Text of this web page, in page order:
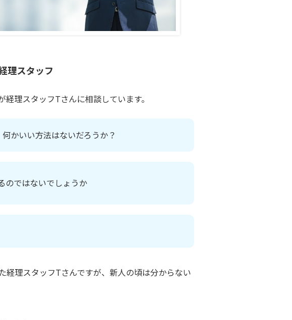
理スタッフ
理スタッフTさんに相談しています。
かいい方法はないだろうか？
のではないでしょうか
理スタッフTさんですが、新人の頃は分からない